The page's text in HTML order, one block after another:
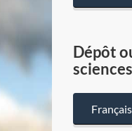
Dépôt
Français